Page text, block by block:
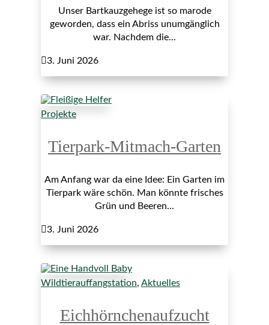
Unser Bartkauzgehege ist so marode
geworden, dass ein Abriss unumgänglich
war. Nachdem die...
3. Juni 2026
Projekte
Tierpark-Mitmach-Garten
Am Anfang war da eine Idee: Ein Garten im
Tierpark wäre schön. Man könnte frisches
Grün und Beeren...
3. Juni 2026
Wildtierauffangstation, Aktuelles
Eichhörnchenaufzucht